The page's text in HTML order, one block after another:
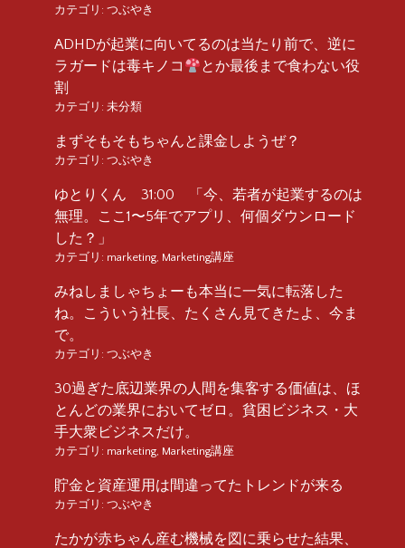
カテゴリ: つぶやき
ADHDが起業に向いてるのは当たり前で、逆に
ラガードは毒キノコ
とか最後まで食わない役
割
カテゴリ: 未分類
まずそもそもちゃんと課金しようぜ？
カテゴリ: つぶやき
ゆとりくん 31:00 「今、若者が起業するのは
無理。ここ1〜5年でアプリ、何個ダウンロード
した？」
カテゴリ: marketing, Marketing講座
みねしましゃちょーも本当に一気に転落した
ね。こういう社長、たくさん見てきたよ、今ま
で。
カテゴリ: つぶやき
30過ぎた底辺業界の人間を集客する価値は、ほ
とんどの業界においてゼロ。貧困ビジネス・大
手大衆ビジネスだけ。
カテゴリ: marketing, Marketing講座
貯金と資産運用は間違ってたトレンドが来る
カテゴリ: つぶやき
たかが赤ちゃん産む機械を図に乗らせた結果、